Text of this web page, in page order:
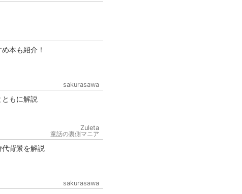
本も紹介！
sakurasawa
ともに解説
Zuleta
童話の裏側マニア
背景を解説
sakurasawa